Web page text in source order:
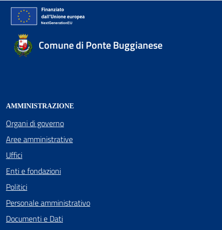
Comune di Ponte Buggianese
AMMINISTRAZIONE
Organi di governo
Aree amministrative
Uffici
Enti e fondazioni
Politici
Personale amministrativo
Documenti e Dati